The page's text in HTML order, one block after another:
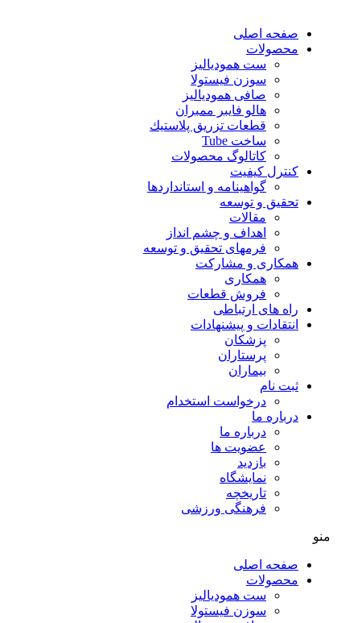
صفحه اصلی
محصولات
ست همودیالیز
سوزن فیستولا
صافی همودیالیز
هالو فایبر ممبران
قطعات تزريق پلاستيك
ساخت Tube
کاتالوگ محصولات
کنترل کیفیت
گواهينامه و استانداردها
تحقيق و توسعه
مقالات
اهداف و چشم انداز
فرمهای تحقیق و توسعه
همکاری و مشارکت
همکاری
فروش قطعات
راه های ارتباطی
انتقادات و پيشنهادات
پزشكان
پرستاران
بيماران
ثبت نام
درخواست استخدام
درباره ما
درباره ما
عضویت ها
بازدید
نمایشگاه
تاريخچه
فرهنگی ورزشی
منو
صفحه اصلی
محصولات
ست همودیالیز
سوزن فیستولا